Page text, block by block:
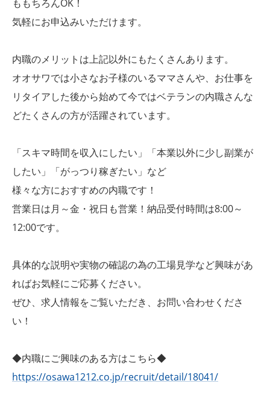
ももちろんOK！
気軽にお申込みいただけます。
内職のメリットは上記以外にもたくさんあります。
オオサワでは小さなお子様のいるママさんや、お仕事を
リタイアした後から始めて今ではベテランの内職さんな
どたくさんの方が活躍されています。
「スキマ時間を収入にしたい」「本業以外に少し副業が
したい」「がっつり稼ぎたい」など
様々な方におすすめの内職です！
営業日は月～金・祝日も営業！納品受付時間は8:00～
12:00です。
具体的な説明や実物の確認の為の工場見学など興味があ
ればお気軽にご応募ください。
ぜひ、求人情報をご覧いただき、お問い合わせくださ
い！
◆内職にご興味のある方はこちら◆
https://osawa1212.co.jp/recruit/detail/18041/